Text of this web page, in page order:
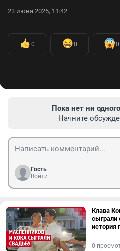
23 июня 2025, 11:42
0 0 0
Пока нет ни
Начните
Гость
Войти
Клава
сыграли
история
0